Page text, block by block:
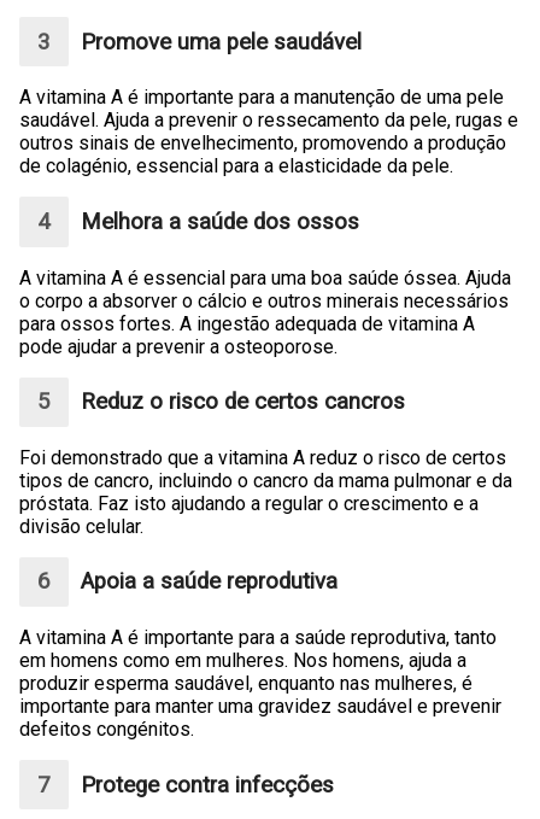
Promove uma pele saudável
A vitamina A é importante para a manutenção de uma pele
saudável. Ajuda a prevenir o ressecamento da pele, rugas e
outros sinais de envelhecimento, promovendo a produção
de colagénio, essencial para a elasticidade da pele.
Melhora a saúde dos ossos
A vitamina A é essencial para uma boa saúde óssea. Ajuda
o corpo a absorver o cálcio e outros minerais necessários
para ossos fortes. A ingestão adequada de vitamina A
pode ajudar a prevenir a osteoporose.
Reduz o risco de certos cancros
Foi demonstrado que a vitamina A reduz o risco de certos
tipos de cancro, incluindo o cancro da mama pulmonar e da
próstata. Faz isto ajudando a regular o crescimento e a
divisão celular.
Apoia a saúde reprodutiva
A vitamina A é importante para a saúde reprodutiva, tanto
em homens como em mulheres. Nos homens, ajuda a
produzir esperma saudável, enquanto nas mulheres, é
importante para manter uma gravidez saudável e prevenir
defeitos congénitos.
Protege contra infecções